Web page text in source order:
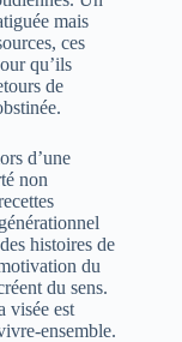
mais
ces
qu’ils
de
d’une
non
histoires de
du
du sens.
visée est
ensemble.